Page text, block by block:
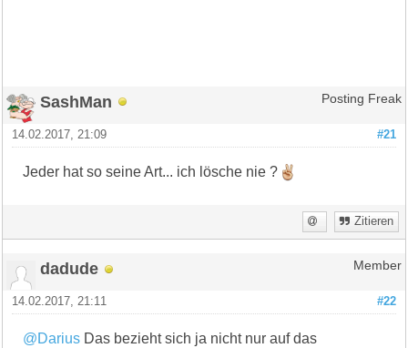
SashMan Posting Freak
#21
14.02.2017, 21:09
Jeder hat so seine Art... ich lösche nie ?
Zitieren
dadude Member
#22
14.02.2017, 21:11
@Darius Das bezieht sich ja nicht nur auf das